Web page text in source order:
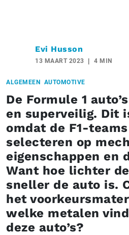
Evi Husson
13 MAART 2023 4 MIN
ALGEMEEN AUTOMOTIVE
De Formule 1
en superveilig. Dit
omdat de F1-
selecteren op
eigenschappen en
Want hoe lichter
sneller de auto is.
het
welke metalen
deze auto’s?